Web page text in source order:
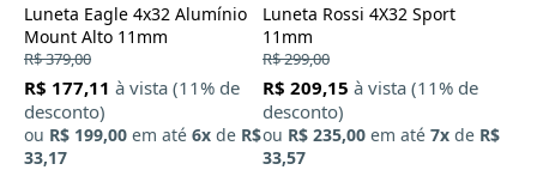
Luneta Eagle 4x32 Alumínio
Mount Alto 11mm
R$ 379,00
R$ 177,11 à vista (11% de
desconto)
ou R$ 199,00 em até 6x de R$
33,17
Luneta Rossi 4X32 Sport
11mm
R$ 299,00
R$ 209,15 à vista (11% de
desconto)
ou R$ 235,00 em até 7x de R$
33,57